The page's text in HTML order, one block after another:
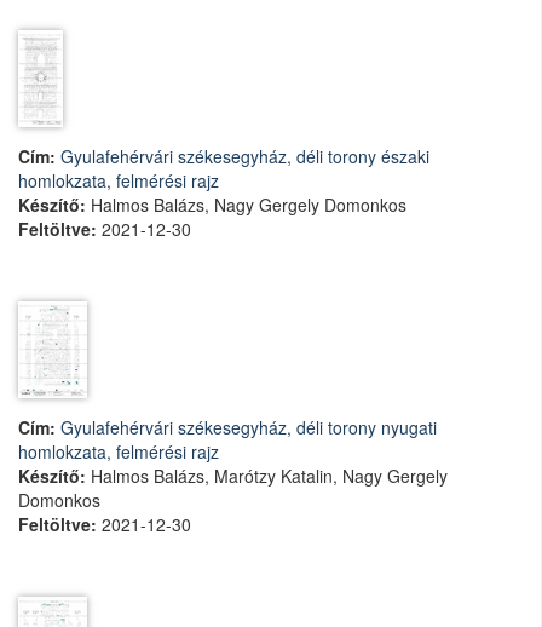
Cím: Gyulafehérvári székesegyház, déli torony északi
homlokzata, felmérési rajz
Készítő: Halmos Balázs, Nagy Gergely Domonkos
Feltöltve: 2021-12-30
Cím: Gyulafehérvári székesegyház, déli torony nyugati
homlokzata, felmérési rajz
Készítő: Halmos Balázs, Marótzy Katalin, Nagy Gergely
Domonkos
Feltöltve: 2021-12-30